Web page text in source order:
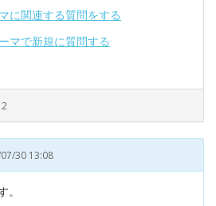
に関連する質問をする
マで新規に質問する
2
30 13:08